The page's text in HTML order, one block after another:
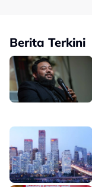
Berita Terkini